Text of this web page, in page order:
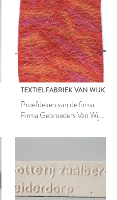
TEXTIELFABRIEK VAN WIJK
Proefdeken van de firma
Firma Gebroeders Van Wijk